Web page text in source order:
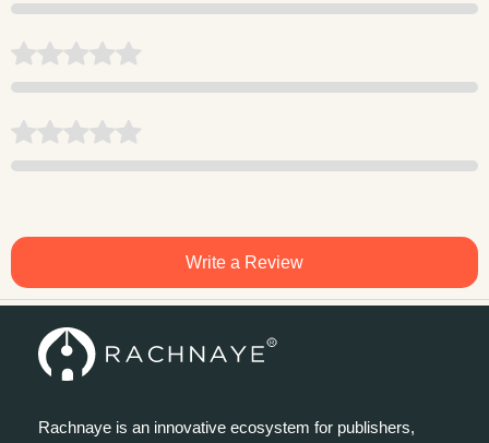
Write a Review
Rachnaye is an innovative ecosystem for publishers,